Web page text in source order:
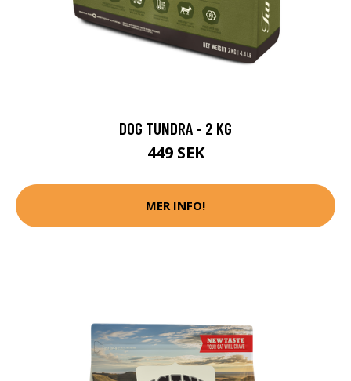
DOG TUNDRA - 2 KG
449 SEK
MER INFO!